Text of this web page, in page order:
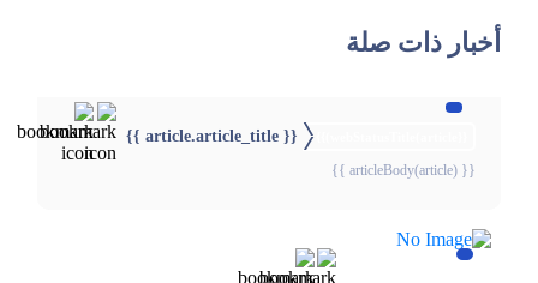
أخبار ذات صلة
{{ article.article_title }}
{{ articleBody(article) }}